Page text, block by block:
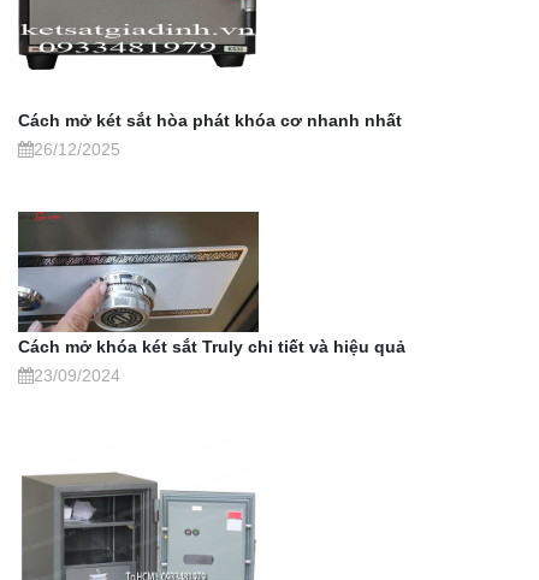
Cách mở két sắt hòa phát khóa cơ nhanh nhất
26/12/2025
Cách mở khóa két sắt Truly chi tiết và hiệu quả
23/09/2024